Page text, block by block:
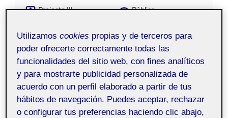
Projecte III.
Signage aula 1
Pública
Reproductor
de
vídeo
Utilizamoscookies propias y de terceros para
poder ofrecerte correctamente todas las
funcionalidades del sitio web, con fines analíticos
y para mostrarte publicidad personalizada de
acuerdo con un perfil elaborado a partir de tus
hábitos de navegación. Puedes aceptar, rechazar
o configurar tus preferencias haciendo clic abajo,